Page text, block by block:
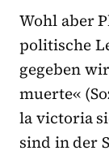
Wohl aber
politische
gegeben
muerte«
la victoria
sind in der